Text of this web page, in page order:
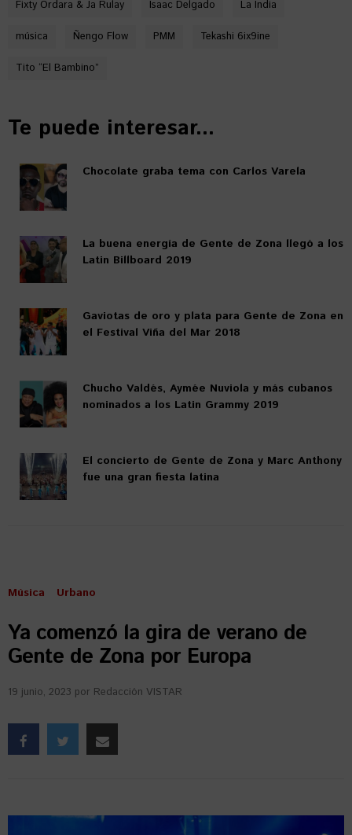
Fixty Ordara & Ja Rulay Isaac Delgado La India
música Ñengo Flow PMM Tekashi 6ix9ine
Tito “El Bambino”
Te puede interesar...
Chocolate graba tema con Carlos Varela
La buena energía de Gente de Zona llegó a los
Latin Billboard 2019
Gaviotas de oro y plata para Gente de Zona en
el Festival Viña del Mar 2018
Chucho Valdés, Aymée Nuviola y más cubanos
nominados a los Latin Grammy 2019
El concierto de Gente de Zona y Marc Anthony
fue una gran fiesta latina
Música Urbano
Ya comenzó la gira de verano de
Gente de Zona por Europa
19 junio, 2023 por Redacción VISTAR